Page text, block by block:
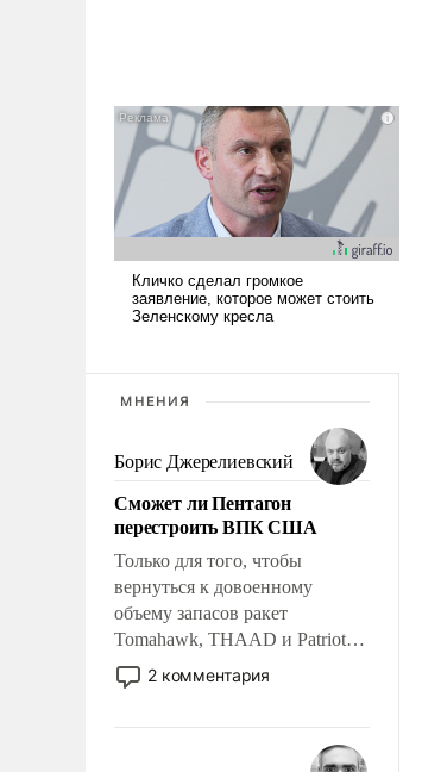
МНЕНИЯ
Борис Джерелиевский
Сможет ли Пентагон
перестроить ВПК США
Только для того, чтобы
вернуться к довоенному
объему запасов ракет
Tomahawk, THAAD и Patriot
США потребуется более трех
лет. Даже небольшая война с
2 комментария